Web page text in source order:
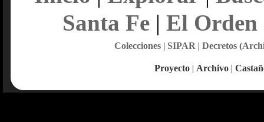
Santa Fe| El Orden
Colecciones| SIPAR | Decretos
Proyecto | Archivo |